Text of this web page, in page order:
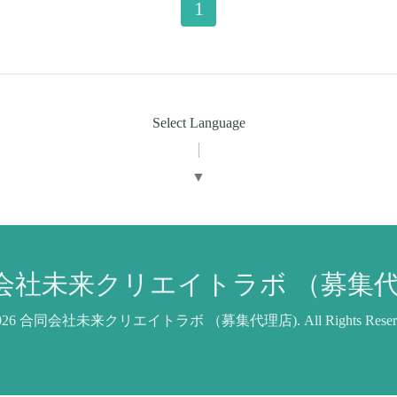
1
Select Language
▼
社未来クリエイトラボ （募集
合同会社未来クリエイトラボ （募集代理店). All Rights